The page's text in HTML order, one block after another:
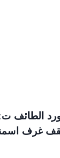
الطائف
سقف غرف